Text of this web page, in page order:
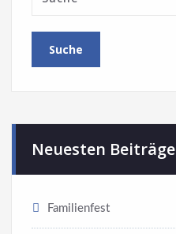
Neuesten Beiträge
Familienfest